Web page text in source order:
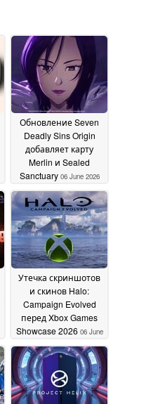
Обновление Seven
Deadly Sins Origin
добавляет карту
Merlin и Sealed
Sanctuary 06 June 2026
Утечка скриншотов
и скинов Halo:
Campaign Evolved
перед Xbox Games
Showcase 2026 06 June
2026